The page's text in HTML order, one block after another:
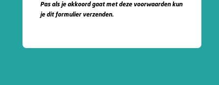
Pas als je akkoord gaat met deze voorwaarden kun
je dit formulier verzenden.
Number *